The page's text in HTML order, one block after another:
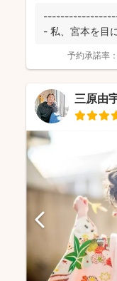
- 私、宮本を目
予約承諾率：
三原由